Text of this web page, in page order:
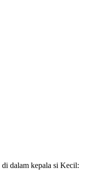
dalam kepala si Kecil: